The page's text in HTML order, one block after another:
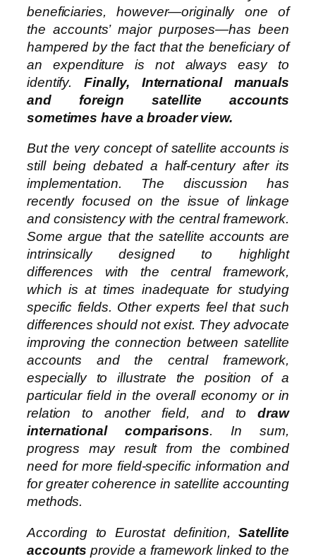
beneficiaries, however—originally one of
the accounts’ major purposes—has been
hampered by the fact that the beneficiary of
an expenditure is not always easy to
identify.Finally, International manuals
and foreign satellite accounts
sometimes have a broader view.
But the very concept of satellite accounts is
still being debated a half-century after its
implementation. The discussion has
recently focused on the issue of linkage
and consistency with the central framework.
Some argue that the satellite accounts are
intrinsically designed to highlight
differences with the central framework,
which is at times inadequate for studying
specific fields. Other experts feel that such
differences should not exist. They advocate
improving the connection between satellite
accounts and the central framework,
especially to illustrate the position of a
particular field in the overall economy or in
relation to another field, and todraw
international comparisons. In sum,
progress may result from the combined
need for more field-specific information and
for greater coherence in satellite accounting
methods.
According to Eurostat definition, Satellite
accounts provide a framework linked to the